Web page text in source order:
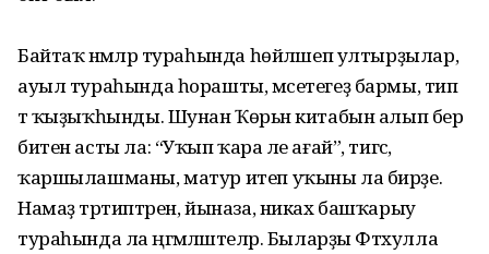
Байтаҡ нәмәләр тураһында һөйләшеп ултырҙылар,
ауыл тураһында һорашты, мәсетегеҙ бармы, тип
тә ҡыҙыҡһынды. Шунан Ҡөрьән китабын алып бер
битен асты ла: “Уҡып ҡара әле ағай”, тигәс,
ҡаршылашманы, матур итеп уҡыны ла бирҙе.
Намаҙ тәртиптәрен, йыназа, никах башҡарыу
тураһында ла әңгәмәләштеләр. Быларҙы Фәтхулла